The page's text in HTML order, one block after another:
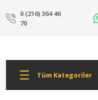
0 (216) 364 46
70
Tüm Kategoriler